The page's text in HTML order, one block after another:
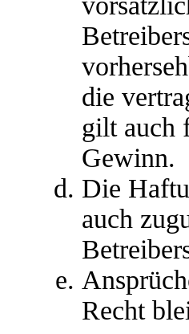
die
gilt auch
Gewinn.
Die
auch
Recht